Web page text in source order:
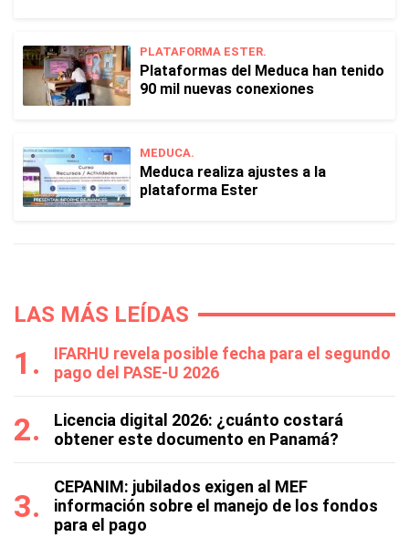
PLATAFORMA ESTER.
Plataformas del Meduca han tenido
90 mil nuevas conexiones
MEDUCA.
Meduca realiza ajustes a la
plataforma Ester
LAS MÁS LEÍDAS
IFARHU revela posible fecha para el segundo
pago del PASE-U 2026
Licencia digital 2026: ¿cuánto costará
obtener este documento en Panamá?
CEPANIM: jubilados exigen al MEF
información sobre el manejo de los fondos
para el pago